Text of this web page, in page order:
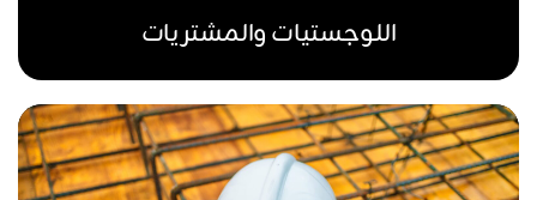
اللوجستيات والمشتريات